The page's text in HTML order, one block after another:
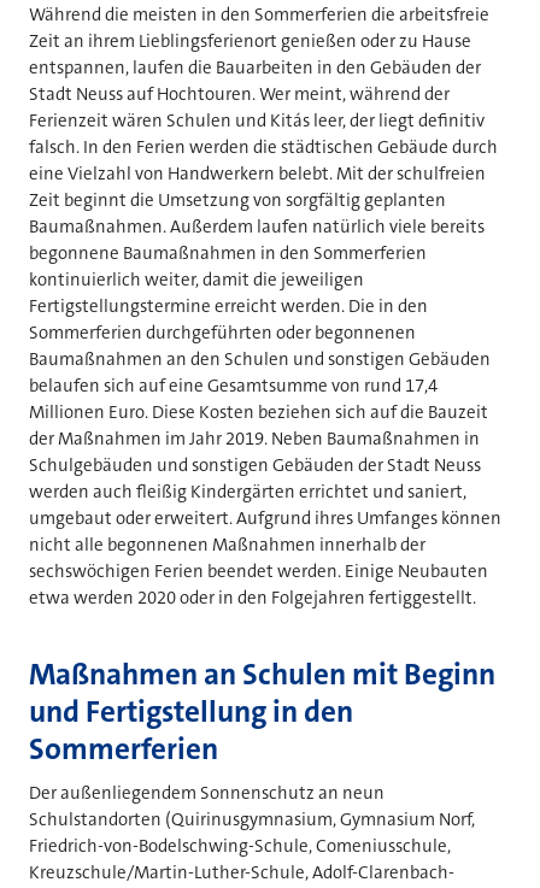
Während die meisten in den Sommerferien die arbeitsfreie
Zeit an ihrem Lieblingsferienort genießen oder zu Hause
entspannen, laufen die Bauarbeiten in den Gebäuden der
Stadt Neuss auf Hochtouren. Wer meint, während der
Ferienzeit wären Schulen und Kita´s leer, der liegt definitiv
falsch. In den Ferien werden die städtischen Gebäude durch
eine Vielzahl von Handwerkern belebt. Mit der schulfreien
Zeit beginnt die Umsetzung von sorgfältig geplanten
Baumaßnahmen. Außerdem laufen natürlich viele bereits
begonnene Baumaßnahmen in den Sommerferien
kontinuierlich weiter, damit die jeweiligen
Fertigstellungstermine erreicht werden. Die in den
Sommerferien durchgeführten oder begonnenen
Baumaßnahmen an den Schulen und sonstigen Gebäuden
belaufen sich auf eine Gesamtsumme von rund 17,4
Millionen Euro. Diese Kosten beziehen sich auf die Bauzeit
der Maßnahmen im Jahr 2019. Neben Baumaßnahmen in
Schulgebäuden und sonstigen Gebäuden der Stadt Neuss
werden auch fleißig Kindergärten errichtet und saniert,
umgebaut oder erweitert. Aufgrund ihres Umfanges können
nicht alle begonnenen Maßnahmen innerhalb der
sechswöchigen Ferien beendet werden. Einige Neubauten
etwa werden 2020 oder in den Folgejahren fertiggestellt.
Maßnahmen an Schulen mit Beginn
und Fertigstellung in den
Sommerferien
Der außenliegendem Sonnenschutz an neun
Schulstandorten (Quirinusgymnasium, Gymnasium Norf,
Friedrich-von-Bodelschwing-Schule, Comeniusschule,
Kreuzschule/Martin-Luther-Schule, Adolf-Clarenbach-